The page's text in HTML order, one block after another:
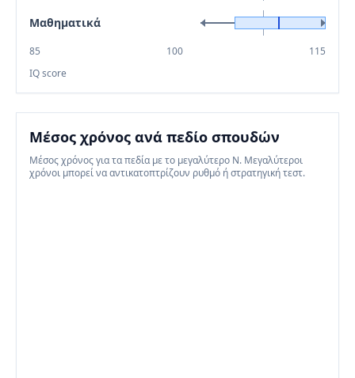
Μαθηματικά
85 100
115
IQ score
Μέσος χρόνος ανά πεδίο σπουδών
Μέσος χρόνος για τα πεδία με το μεγαλύτερο N. Μεγαλύτεροι
χρόνοι μπορεί να αντικατοπτρίζουν ρυθμό ή στρατηγική τεστ.